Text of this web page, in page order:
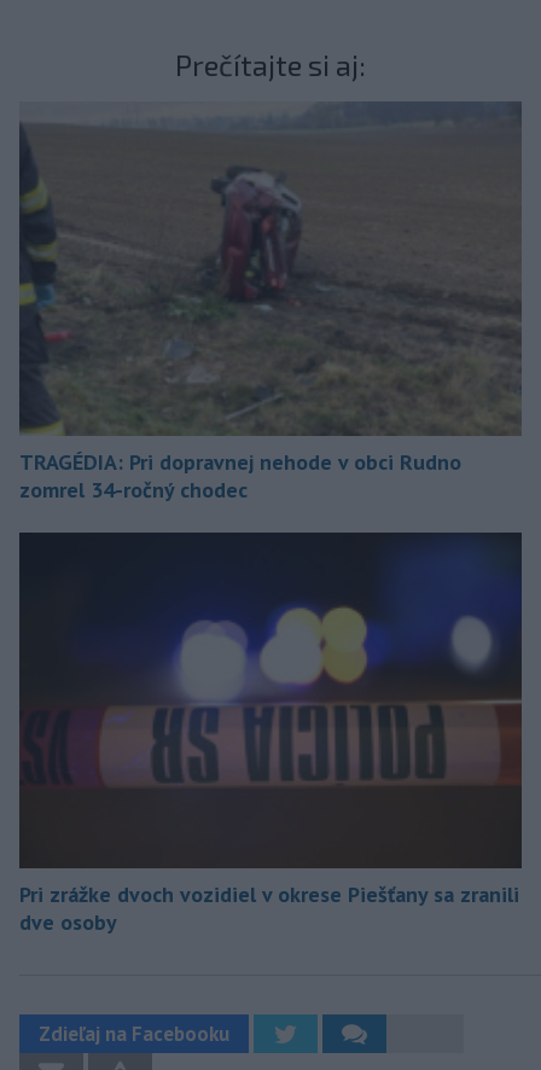
Prečítajte si aj:
TRAGÉDIA: Pri dopravnej nehode v obci Rudno
zomrel 34-ročný chodec
Pri zrážke dvoch vozidiel v okrese Piešťany sa zranili
dve osoby
Zdieľaj na Facebooku